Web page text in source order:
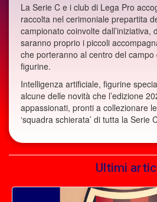
La Serie C e i club di Lega Pro
raccolta nel cerimoniale prepartita
campionato coinvolte dall’iniziativa,
saranno proprio i piccoli
che porteranno al centro del
figurine.
Intelligenza artificiale, figurine
alcune delle novità che l’edizione
appassionati, pronti a collezionare
‘squadra schierata’ di tutta la Serie
Ultimi